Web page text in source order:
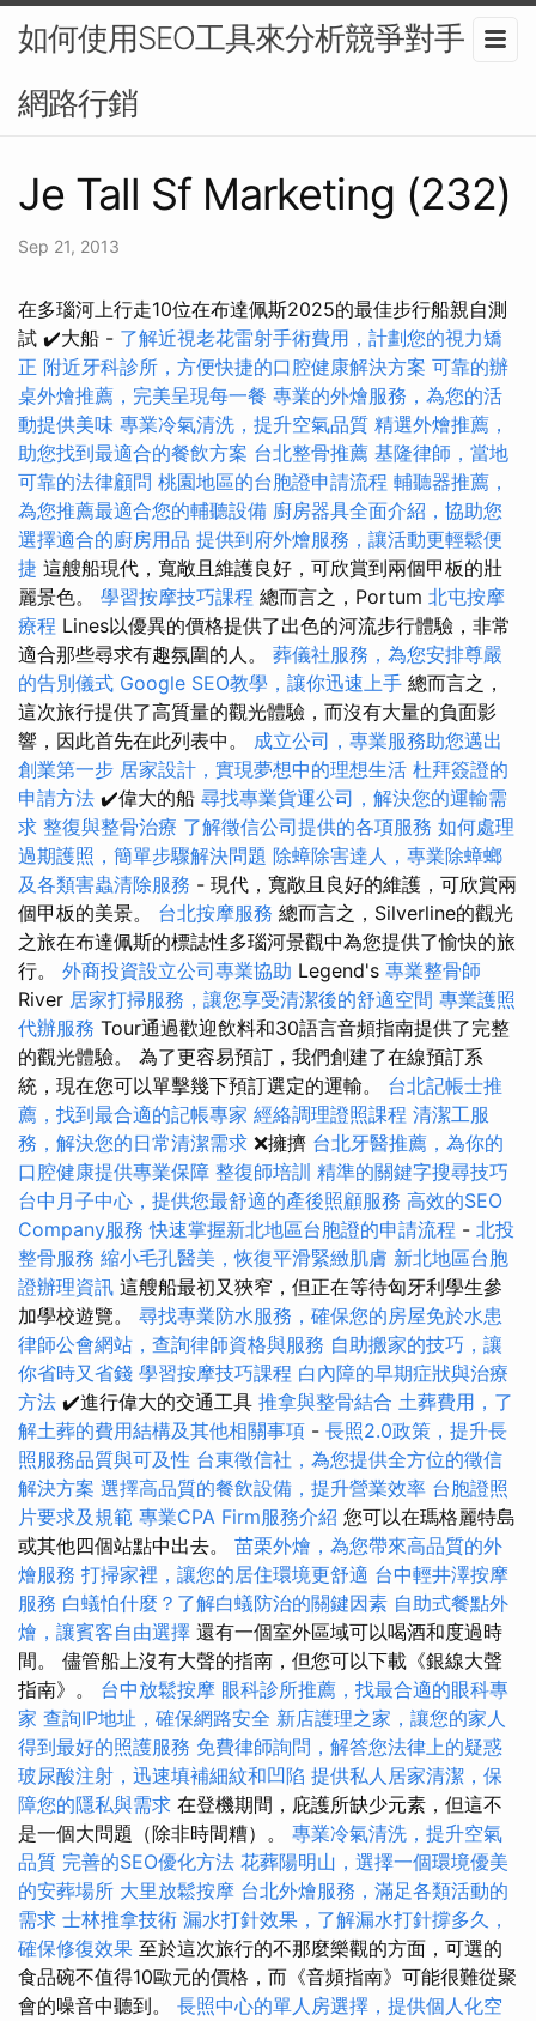
如何使用SEO工具來分析競爭對手？-
網路行銷
Je Tall Sf Marketing (232)
Sep 21, 2013
在多瑙河上行走10位在布達佩斯2025的最佳步行船親自測
試 ✔️大船 - 了解近視老花雷射手術費用，計劃您的視力矯
正 附近牙科診所，方便快捷的口腔健康解決方案 可靠的辦
桌外燴推薦，完美呈現每一餐 專業的外燴服務，為您的活
動提供美味 專業冷氣清洗，提升空氣品質 精選外燴推薦，
助您找到最適合的餐飲方案 台北整骨推薦 基隆律師，當地
可靠的法律顧問 桃園地區的台胞證申請流程 輔聽器推薦，
為您推薦最適合您的輔聽設備 廚房器具全面介紹，協助您
選擇適合的廚房用品 提供到府外燴服務，讓活動更輕鬆便
捷 這艘船現代，寬敞且維護良好，可欣賞到兩個甲板的壯
麗景色。 學習按摩技巧課程 總而言之，Portum 北屯按摩
療程 Lines以優異的價格提供了出色的河流步行體驗，非常
適合那些尋求有趣氛圍的人。 葬儀社服務，為您安排尊嚴
的告別儀式 Google SEO教學，讓你迅速上手 總而言之，
這次旅行提供了高質量的觀光體驗，而沒有大量的負面影
響，因此首先在此列表中。 成立公司，專業服務助您邁出
創業第一步 居家設計，實現夢想中的理想生活 杜拜簽證的
申請方法 ✔️偉大的船 尋找專業貨運公司，解決您的運輸需
求 整復與整骨治療 了解徵信公司提供的各項服務 如何處理
過期護照，簡單步驟解決問題 除蟑除害達人，專業除蟑螂
及各類害蟲清除服務 - 現代，寬敞且良好的維護，可欣賞兩
個甲板的美景。 台北按摩服務 總而言之，Silverline的觀光
之旅在布達佩斯的標誌性多瑙河景觀中為您提供了愉快的旅
行。 外商投資設立公司專業協助 Legend's 專業整骨師
River 居家打掃服務，讓您享受清潔後的舒適空間 專業護照
代辦服務 Tour通過歡迎飲料和30語言音頻指南提供了完整
的觀光體驗。 為了更容易預訂，我們創建了在線預訂系
統，現在您可以單擊幾下預訂選定的運輸。 台北記帳士推
薦，找到最合適的記帳專家 經絡調理證照課程 清潔工服
務，解決您的日常清潔需求 ❌擁擠 台北牙醫推薦，為你的
口腔健康提供專業保障 整復師培訓 精準的關鍵字搜尋技巧
台中月子中心，提供您最舒適的產後照顧服務 高效的SEO
Company服務 快速掌握新北地區台胞證的申請流程 - 北投
整骨服務 縮小毛孔醫美，恢復平滑緊緻肌膚 新北地區台胞
證辦理資訊 這艘船最初又狹窄，但正在等待匈牙利學生參
加學校遊覽。 尋找專業防水服務，確保您的房屋免於水患
律師公會網站，查詢律師資格與服務 自助搬家的技巧，讓
你省時又省錢 學習按摩技巧課程 白內障的早期症狀與治療
方法 ✔️進行偉大的交通工具 推拿與整骨結合 土葬費用，了
解土葬的費用結構及其他相關事項 - 長照2.0政策，提升長
照服務品質與可及性 台東徵信社，為您提供全方位的徵信
解決方案 選擇高品質的餐飲設備，提升營業效率 台胞證照
片要求及規範 專業CPA Firm服務介紹 您可以在瑪格麗特島
或其他四個站點中出去。 苗栗外燴，為您帶來高品質的外
燴服務 打掃家裡，讓您的居住環境更舒適 台中輕井澤按摩
服務 白蟻怕什麼？了解白蟻防治的關鍵因素 自助式餐點外
燴，讓賓客自由選擇 還有一個室外區域可以喝酒和度過時
間。 儘管船上沒有大聲的​​指南，但您可以下載《銀線大聲
指南》。 台中放鬆按摩 眼科診所推薦，找最合適的眼科專
家 查詢IP地址，確保網路安全 新店護理之家，讓您的家人
得到最好的照護服務 免費律師詢問，解答您法律上的疑惑
玻尿酸注射，迅速填補細紋和凹陷 提供私人居家清潔，保
障您的隱私與需求 在登機期間，庇護所缺少元素，但這不
是一個大問題（除非時間糟）。 專業冷氣清洗，提升空氣
品質 完善的SEO優化方法 花葬陽明山，選擇一個環境優美
的安葬場所 大里放鬆按摩 台北外燴服務，滿足各類活動的
需求 士林推拿技術 漏水打針效果，了解漏水打針撐多久，
確保修復效果 至於這次旅行的不那麼樂觀的方面，可選的
食品碗不值得10歐元的價格，而《音頻指南》可能很難從聚
會的噪音中聽到。 長照中心的單人房選擇，提供個人化空